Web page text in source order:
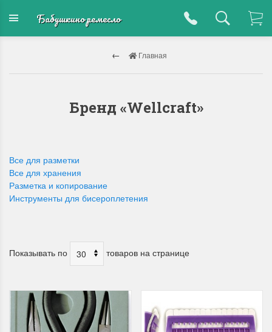
Бабушкино ремесло
Главная
Бренд «Wellcraft»
Все для разметки
Все для хранения
Разметка и копирование
Инструменты для бисероплетения
Показывать по товаров на странице